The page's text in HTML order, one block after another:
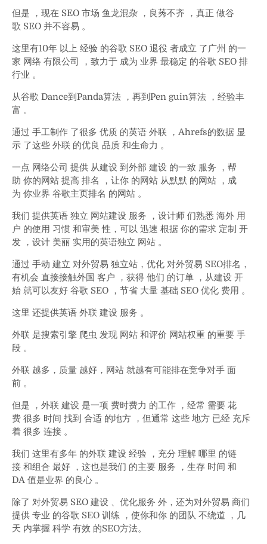
但是 ，现在 SEO 市场 鱼龙混杂 ，良莠不齐 ，真正 做谷
歌 SEO 并不容易 。
这里有10年 以上 经验 的谷歌 SEO 退役 者成立 了广州 的一
家 网络 有限公司 ，致力于 成为 业界 最稳定 的谷歌 SEO 排
行业 。
从谷歌 Dance到Panda算法 ，再到Pen guin算法 ，经验丰
富 。
通过 手工制作 了很多 优质 的英语 外联 ，Ahrefs的数据 显
示 了这些 外联 的优良 品质 和生命力 。
一点 网络公司 提供 从建设 到外部 建设 的一致 服务 ，帮
助 你的网站 提高 排名 ，让你 的网站 从默默 的网站 ，成
为 你业界 谷歌主页排名 的网站 。
我们 提供英语 独立 网站建设 服务 ，设计师 们熟悉 海外 用
户 的使用 习惯 和审美 性，可以 迅速 根据 你的需求 定制 开
发 ，设计 美丽 实用的英语独立 网站 。
通过 手动 建立 对外贸易 独立站，优化 对外贸易 SEO排名，
有机会 直接接触外国 客户 ，获得 他们 的订单 ，从建设 开
始 就可以友好 谷歌 SEO ，节省 大量 基础 SEO 优化 费用 。
这里 还提供英语 外联 建设 服务 。
外联 是搜索引擎 爬虫 发现 网站 和评价 网站权重 的重要 手
段 。
外联 越多，质量 越好，网站 就越有可能排在竞争对手 面
前 。
但是 ，外联 建设 是一项 费时费力 的工作 ，经常 需要 花
费 很多 时间 找到 合适 的地方 ，但通常 这些 地方 已经 充斥
着 很多 连接 。
我们 这里有多年 的外联 建设 经验 ，充分 理解 哪里 的链
接 和组合 最好 ，这也是我们 的主要 服务 ，生存 时间 和
DA 值是业界 的良心 。
除了 对外贸易 SEO 建设 、优化服务 外，还为对外贸易 商们
提供 专业 的谷歌 SEO 训练 ，使你和你 的团队 不绕道 ，几
天 内掌握 科学 有效 的SEO方法。